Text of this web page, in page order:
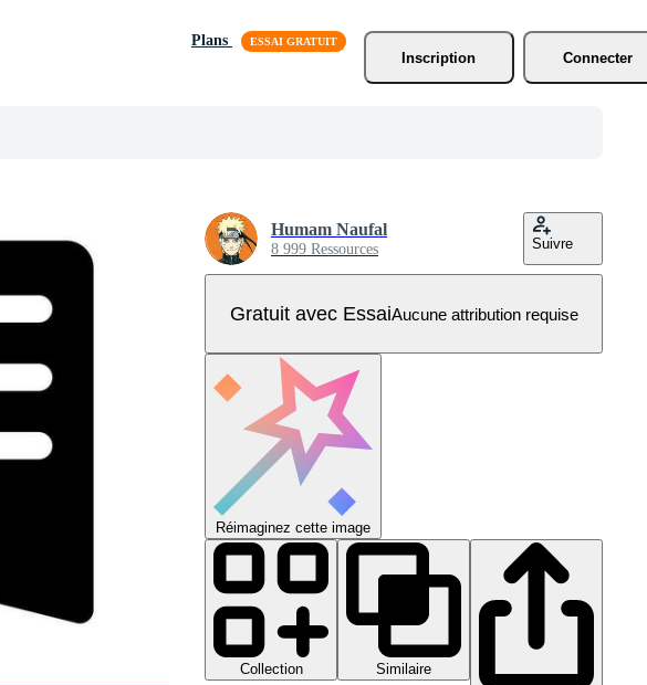
Plans
Inscription
Connecter
Humam Naufal
8 999 Ressources Suivre
Gratuit avec EssaiAucune attribution requise
Réimaginez cette image
Collection
Similaire